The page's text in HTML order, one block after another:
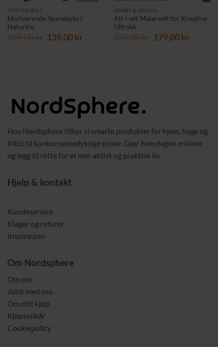
FEST OG SPILL
Motiverende Spareboks i
Naturtre
189,00kr Opprinnelig
139,00krNåværende
HOBBY & MALING
Alt-i-ett Malersett for Kreative
Uttrykk
239,00kr Opprinnelig
179,00kr
Hos Nordsphere tilbyr vi smarte produkter for hjem, hage og
fritid til konkurransedyktige priser. Gjør hverdagen enklere
og legg til rette for et mer aktivt og praktisk liv.
Hjelp & kontakt
Kundeservice
Klager og returer
Inspirasjon
Om Nordsphere
Om oss
Jobb med oss
Om ditt kjøp
Kjøpsvilkår
Cookiepolicy